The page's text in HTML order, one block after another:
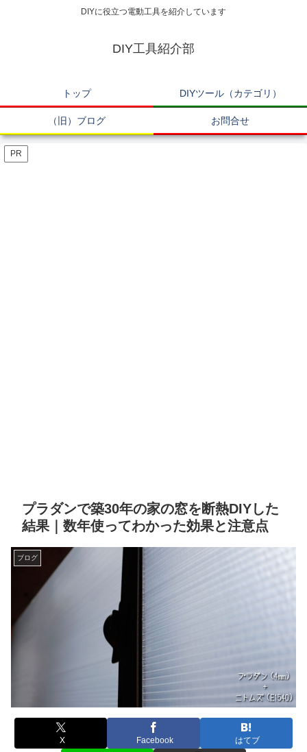
DIYに役立つ電動工具を紹介しています
DIY工具紹介部
トップ DIYツール（カテゴリ）
（旧）ブログ お問合せ
PR
プラダンで築30年の家の窓を断熱DIYした
結果｜数年使ってわかった効果と注意点
ブログ
X Facebook はてブ